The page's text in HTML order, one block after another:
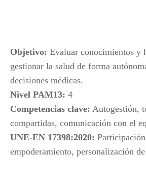
Objetivo: Evaluar conocimientos y
gestionar la salud de forma
decisiones médicas.
Nivel PAM13: 4
Competencias clave: Autogestión,
compartidas, comunicación con el
UNE-EN 17398:2020:
empoderamiento, personalización